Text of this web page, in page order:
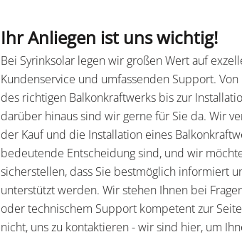
Ihr Anliegen ist uns wichtig!
Bei Syrinksolar legen wir großen Wert auf
Kundenservice und umfassenden Support.
des richtigen Balkonkraftwerks bis zur
darüber hinaus sind wir gerne für Sie da. Wir
der Kauf und die Installation eines
bedeutende Entscheidung sind, und wir
sicherstellen, dass Sie bestmöglich informiert
unterstützt werden. Wir stehen Ihnen bei
oder technischem Support kompetent zur
nicht, uns zu kontaktieren - wir sind hier, um